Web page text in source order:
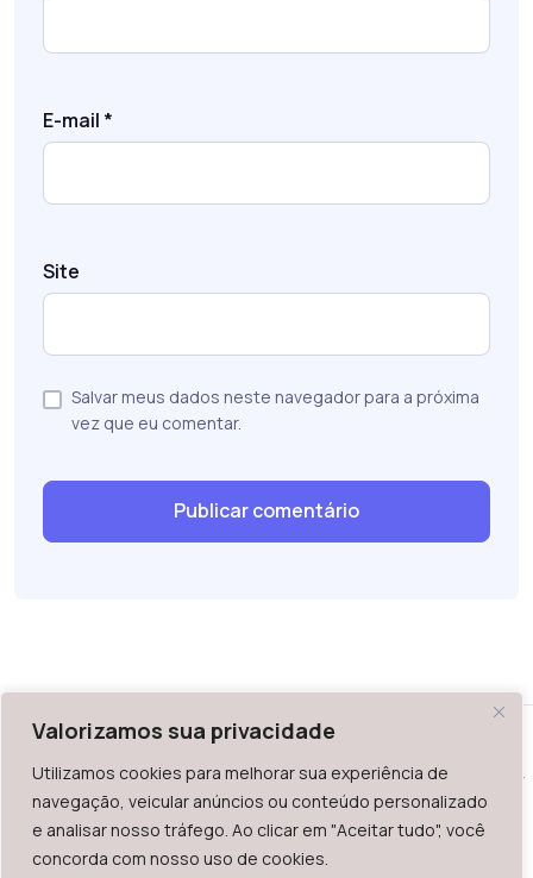
Valorizamos sua privacidade
Utilizamos cookies para melhorar sua experiência de
navegação, veicular anúncios ou conteúdo personalizado
e analisar nosso tráfego. Ao clicar em "Aceitar tudo", você
concorda com nosso uso de cookies.
E-mail *
Site
Salvar meus dados neste navegador para a próxima
vez que eu comentar.
WAZ - Av. do Contorno 2939, lojas 1 a 7, Belo Horizonte, MG -
Brasil. CEP: 30.110-013
Telefone: +55 (31) 2126-6666 | CNPJ: 06.036.939/0001-92
2023.